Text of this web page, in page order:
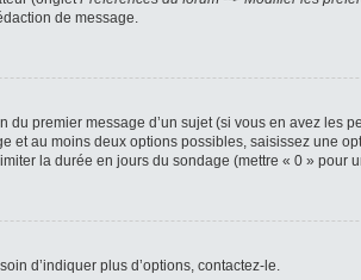
de message.
premier message d’un sujet (si vous en avez les
et au moins deux options possibles, saisissez une
la durée en jours du sondage (mettre « 0 »
d’indiquer plus d’options, contactez-le.